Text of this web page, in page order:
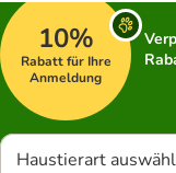
10%
Rabatt für Ihre
Anmeldung
Haustierart